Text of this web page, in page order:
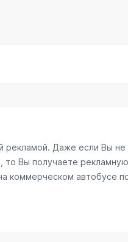
рекламой. Даже если Вы
то Вы получаете
коммерческом автобусе